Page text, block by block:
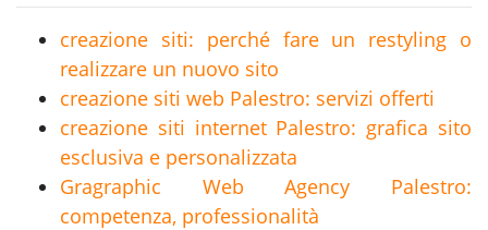
creazione siti: perché fare un restyling o
realizzare un nuovo sito
creazione siti web Palestro: servizi offerti
creazione siti internet Palestro: grafica sito
esclusiva e personalizzata
Gragraphic Web Agency Palestro:
competenza, professionalità